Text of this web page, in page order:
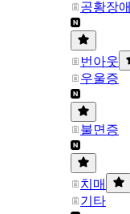
공황장애
번아웃
우울증
불면증
치매
기타